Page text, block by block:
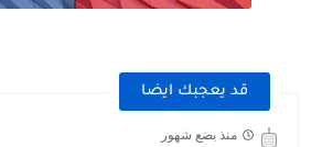
قد يعجبك ايضا
منذ بضع شهور